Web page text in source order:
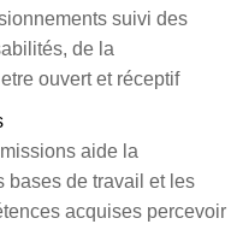
suivi des
de la
ouvert et réceptif
aide la
bases de travail et les
acquises percevoir